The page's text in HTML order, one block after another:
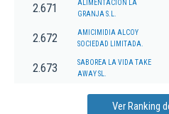
2.671
ALIMENTACION LA
GRANJA S.L.
2.672
AMICIMIDIA ALCOY
SOCIEDAD LIMITADA.
2.673
SABOREA LA VIDA TAKE
AWAY SL.
Ver Ranking